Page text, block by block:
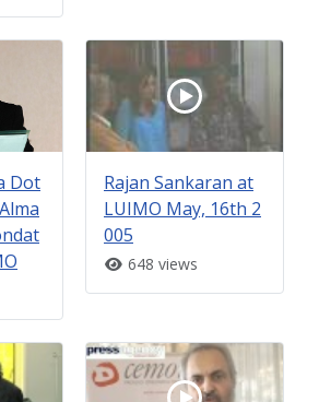
Dot
Rajan Sankaran at
LUIMO May, 16th 2
005
648 views